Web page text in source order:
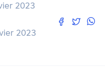
2023
2023